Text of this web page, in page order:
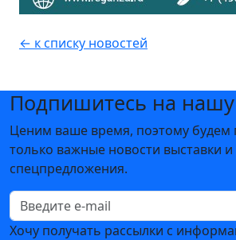
← к списку новостей
Подпишитесь на
Ценим ваше время, поэтому будем
только важные новости выставки и
спецпредложения.
Хочу получать рассылки с